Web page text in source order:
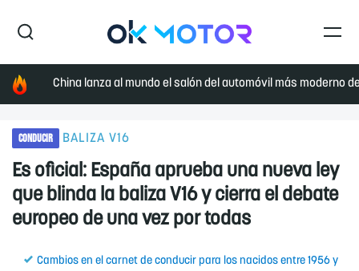
China lanza al mundo el salón del automóvil más moderno
CONDUCIR BALIZA V16
Es oficial: España aprueba una nueva ley
que blinda la baliza V16 y cierra el debate
europeo de una vez por todas
Cambios en el carnet de conducir para los nacidos entre 1956 y